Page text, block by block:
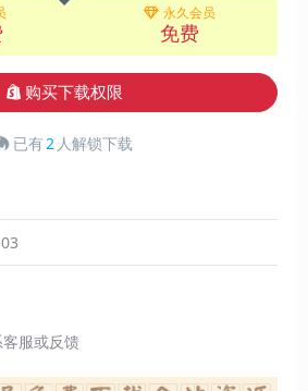
永久会员
免费
购买下载权限
已有2 人解锁下载
服或反馈